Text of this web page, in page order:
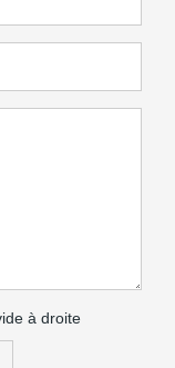
à droite